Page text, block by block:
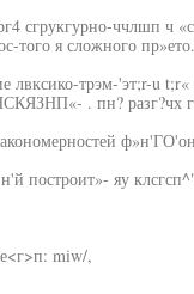
сгрукгурно-ччлшп ч
того я сложного
трэм-'эт;r-u
. пн? разг?чх
построит»- яу
miw/,